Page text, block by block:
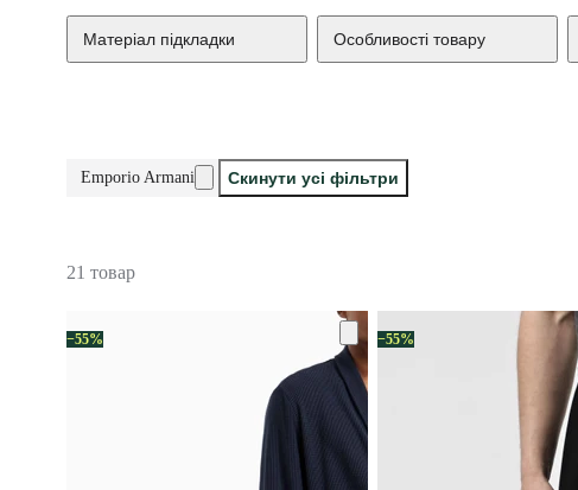
Матеріал підкладки Особливості товару
Emporio Armani Скинути усі фільтри
21 товар
−55% −55%